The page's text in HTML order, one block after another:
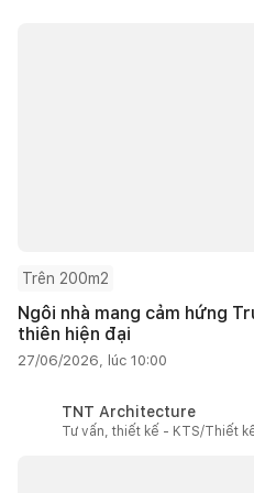
Trên 200m2
Ngôi nhà mang cảm hứng
thiên hiện đại
27/06/2026, lúc 10:00
TNT Architecture
Tư vấn, thiết kế - KTS/Thiết